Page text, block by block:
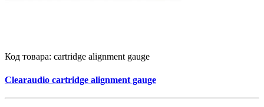
Код товара: cartridge alignment gauge
Clearaudio cartridge alignment gauge